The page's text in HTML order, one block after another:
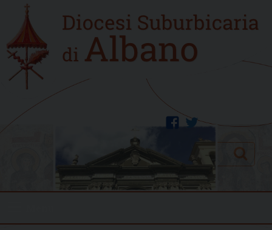
content
Home
new
twitter
facebook
Search